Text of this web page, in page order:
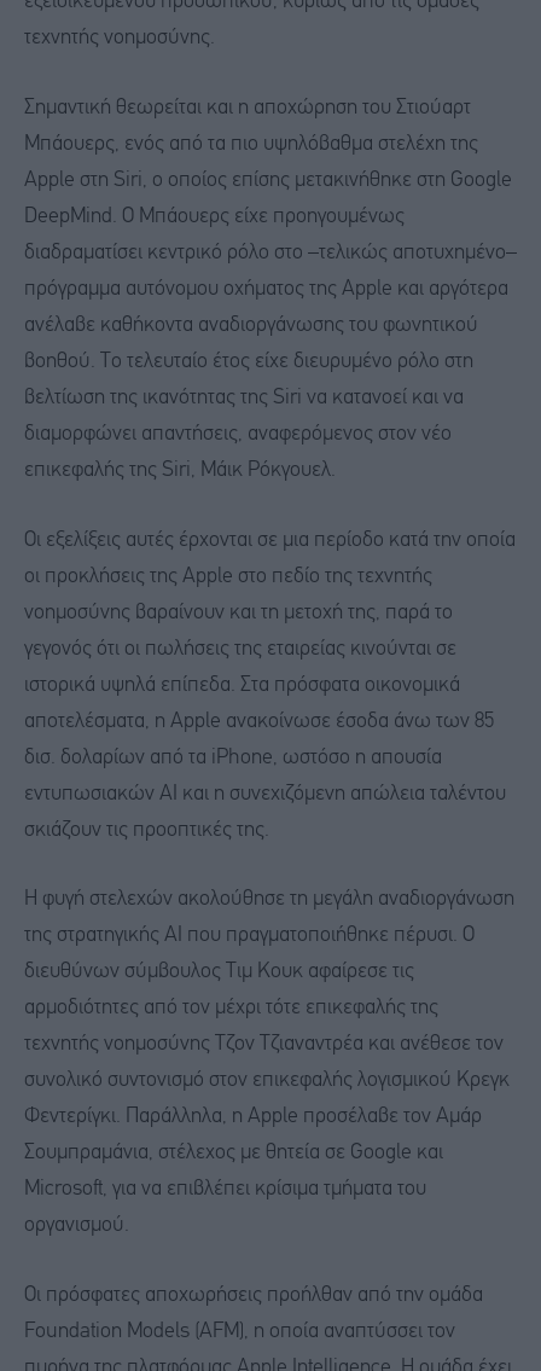
τεχνητής νοημοσύνης.
Σημαντική θεωρείται και η αποχώρηση του Στιούαρτ
Μπάουερς, ενός από τα πιο υψηλόβαθμα στελέχη της
Apple στη Siri, ο οποίος επίσης μετακινήθηκε στη Google
DeepMind. Ο Μπάουερς είχε προηγουμένως
διαδραματίσει κεντρικό ρόλο στο –τελικώς αποτυχημένο–
πρόγραμμα αυτόνομου οχήματος της Apple και αργότερα
ανέλαβε καθήκοντα αναδιοργάνωσης του φωνητικού
βοηθού. Το τελευταίο έτος είχε διευρυμένο ρόλο στη
βελτίωση της ικανότητας της Siri να κατανοεί και να
διαμορφώνει απαντήσεις, αναφερόμενος στον νέο
επικεφαλής της Siri, Μάικ Ρόκγουελ.
Οι εξελίξεις αυτές έρχονται σε μια περίοδο κατά την οποία
οι προκλήσεις της Apple στο πεδίο της τεχνητής
νοημοσύνης βαραίνουν και τη μετοχή της, παρά το
γεγονός ότι οι πωλήσεις της εταιρείας κινούνται σε
ιστορικά υψηλά επίπεδα. Στα πρόσφατα οικονομικά
αποτελέσματα, η Apple ανακοίνωσε έσοδα άνω των 85
δισ. δολαρίων από τα iPhone, ωστόσο η απουσία
εντυπωσιακών AI και η συνεχιζόμενη απώλεια ταλέντου
σκιάζουν τις προοπτικές της.
Η φυγή στελεχών ακολούθησε τη μεγάλη αναδιοργάνωση
της στρατηγικής AI που πραγματοποιήθηκε πέρυσι. Ο
διευθύνων σύμβουλος Τιμ Κουκ αφαίρεσε τις
αρμοδιότητες από τον μέχρι τότε επικεφαλής της
τεχνητής νοημοσύνης Τζον Τζιαναντρέα και ανέθεσε τον
συνολικό συντονισμό στον επικεφαλής λογισμικού Κρεγκ
Φεντερίγκι. Παράλληλα, η Apple προσέλαβε τον Αμάρ
Σουμπραμάνια, στέλεχος με θητεία σε Google και
Microsoft, για να επιβλέπει κρίσιμα τμήματα του
οργανισμού.
Οι πρόσφατες αποχωρήσεις προήλθαν από την ομάδα
Foundation Models (AFM), η οποία αναπτύσσει τον